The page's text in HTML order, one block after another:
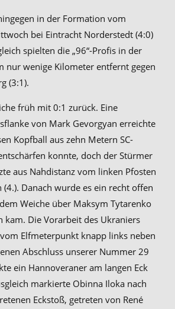
in der Formation vom
bei Eintracht Norderstedt (4:0)
spielten die „96“-Profis in der
nur wenige Kilometer entfernt gegen
(3:1).
früh mit 0:1 zurück. Eine
von Mark Gevorgyan erreichte
Kopfball aus zehn Metern SC-
konnte, doch der Stürmer
aus Nahdistanz vom linken Pfosten
(4.). Danach wurde es ein recht offen
Weiche über Maksym Tytarenko
kam. Die Vorarbeit des Ukraniers
Elfmeterpunkt knapp links neben
Abschluss unserer Nummer 29
ein Hannoveraner am langen Eck
markierte Obinna Iloka nach
Eckstoß, getreten von René